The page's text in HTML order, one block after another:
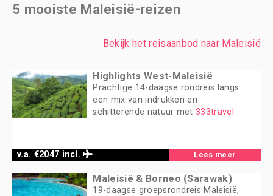
5 mooiste Maleisië-reizen
Bekijk het reisaanbod naar Maleisië
v.a. €2047 incl.
Highlights West-Maleisië
Prachtige 14-daagse rondreis langs
een mix van indrukken en
schitterende natuur met333travel .
Lees meer
Maleisië & Borneo (Sarawak)
19-daagse groepsrondreis Maleisië,